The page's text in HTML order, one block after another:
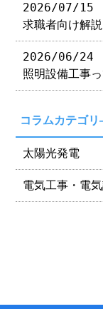
2026/07/15
求職者向け解
2026/06/24
照明設備工事
コラムカテゴ
太陽光発電
電気工事・電